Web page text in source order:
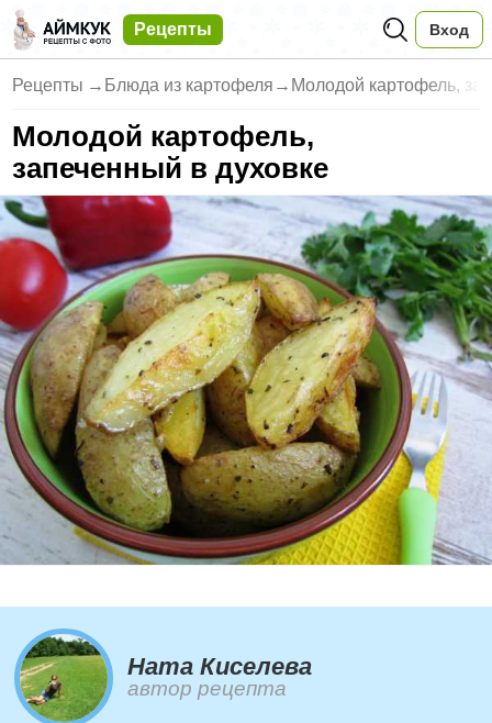
Рецепты Вход
Рецепты → Блюда из картофеля → Молодой картофель,
Молодой картофель,
запеченный в духовке
Ната Киселева
автор рецепта